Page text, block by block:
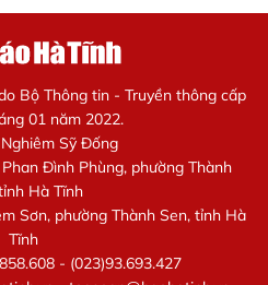
Bộ Thông tin - Truyền thông cấp
01 năm 2022.
Sỹ Đống
Đình Phùng, phường Thành
Hà Tĩnh
Sơn, phường Thành Sen, tỉnh Hà
Tĩnh
- (023)93.693.427